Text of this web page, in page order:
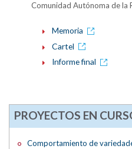
Comunidad Autónoma de
Memoria
Cartel
Informe final
PROYECTOS EN
Comportamiento de